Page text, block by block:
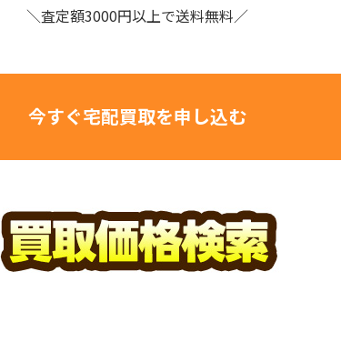
＼査定額3000円以上で送料無料／
今すぐ宅配買取を申し込む